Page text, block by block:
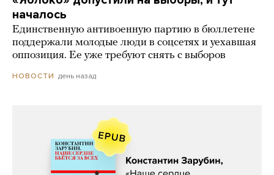
началось
Единственную антивоенную партию в бюллетене
поддержали молодые люди в соцсетях и уехавшая
оппозиция. Ее уже требуют снять с выборов
НОВОСТИ день назад